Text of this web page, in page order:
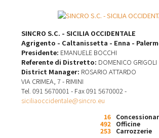
SINCRO S.C. - SICILIA OCCIDENTALE
Agrigento - Caltanissetta - Enna -
Presidente: EMANUELE BOCCHI
Referente di Distretto: DOMENICO GRIGOLI
District Manager: ROSARIO ATTARDO
VIA CRIMEA, 7 - RIMINI
Tel. 091 5670001 - Fax 091 5670002 -
siciliaoccidentale@sincro.eu
16
492
Officine
253
Carrozzerie